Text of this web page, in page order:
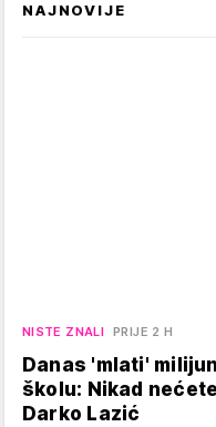
NAJNOVIJE
NISTE ZNALI PRIJE 2 H
Danas 'mlati'
školu: Nikad
Darko Lazić